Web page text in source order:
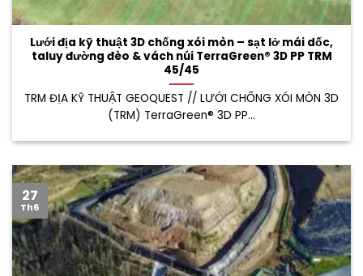
Lưới địa kỹ thuật 3D chống xói mòn – sạt lở mái dốc,
taluy đường đèo & vách núi TerraGreen® 3D PP TRM
45/45
TRM ĐỊA KỸ THUẬT GEOQUEST // LƯỚI CHỐNG XÓI MÒN 3D
(TRM) TerraGreen® 3D PP...
27
Th6